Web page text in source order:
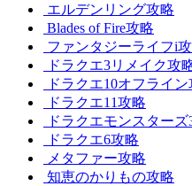
エルデンリング攻略
Blades of Fire攻略
ファンタジーライフi
ドラクエ3リメイク攻
ドラクエ10オフライン
ドラクエ11攻略
ドラクエモンスターズ
ドラクエ6攻略
メタファー攻略
知恵のかりもの攻略